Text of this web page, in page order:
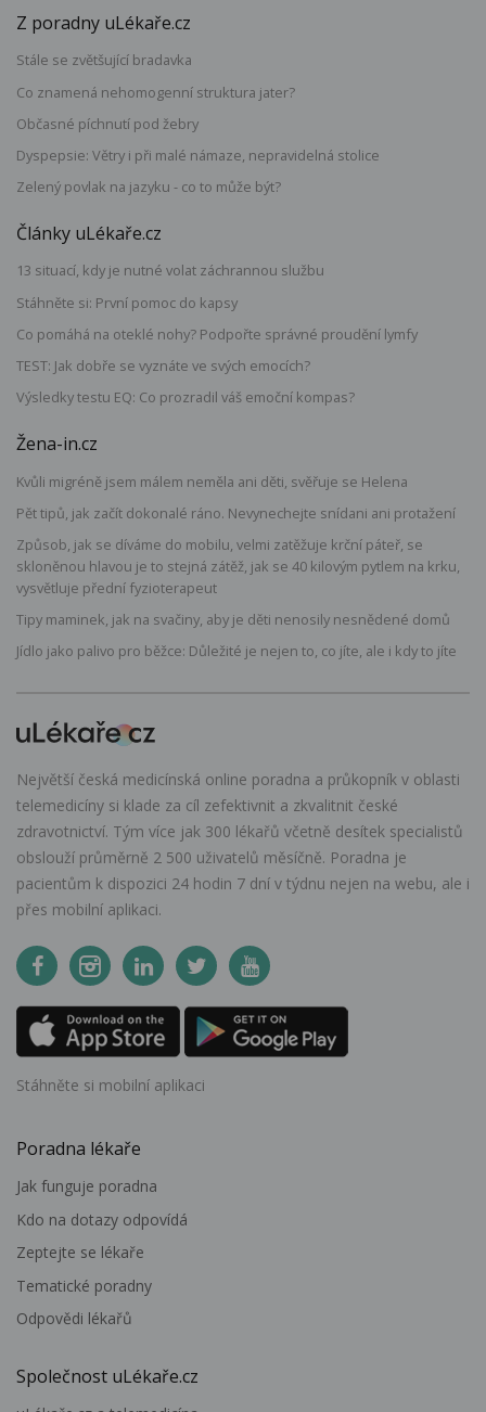
Z poradny uLékaře.cz
Stále se zvětšující bradavka
Co znamená nehomogenní struktura jater?
Občasné píchnutí pod žebry
Dyspepsie: Větry i při malé námaze, nepravidelná stolice
Zelený povlak na jazyku - co to může být?
Články uLékaře.cz
13 situací, kdy je nutné volat záchrannou službu
Stáhněte si: První pomoc do kapsy
Co pomáhá na oteklé nohy? Podpořte správné proudění lymfy
TEST: Jak dobře se vyznáte ve svých emocích?
Výsledky testu EQ: Co prozradil váš emoční kompas?
Žena-in.cz
Kvůli migréně jsem málem neměla ani děti, svěřuje se Helena
Pět tipů, jak začít dokonalé ráno. Nevynechejte snídani ani protažení
Způsob, jak se díváme do mobilu, velmi zatěžuje krční páteř, se
skloněnou hlavou je to stejná zátěž, jak se 40 kilovým pytlem na krku,
vysvětluje přední fyzioterapeut
Tipy maminek, jak na svačiny, aby je děti nenosily nesnědené domů
Jídlo jako palivo pro běžce: Důležité je nejen to, co jíte, ale i kdy to jíte
Největší česká medicínská online poradna a průkopník v oblasti
telemedicíny si klade za cíl zefektivnit a zkvalitnit české
zdravotnictví. Tým více jak 300 lékařů včetně desítek specialistů
obslouží průměrně 2 500 uživatelů měsíčně. Poradna je
pacientům k dispozici 24 hodin 7 dní v týdnu nejen na webu, ale i
přes mobilní aplikaci.
Stáhněte si mobilní aplikaci
Poradna lékaře
Jak funguje poradna
Kdo na dotazy odpovídá
Zeptejte se lékaře
Tematické poradny
Odpovědi lékařů
Společnost uLékaře.cz